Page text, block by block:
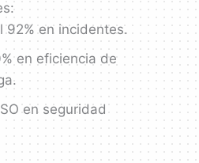
92% en incidentes.
en eficiencia de
en seguridad